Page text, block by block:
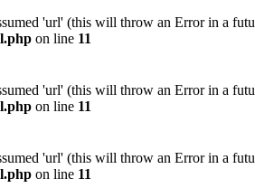
'url' (this will throw an Error in a
on line 11
'url' (this will throw an Error in a
on line 11
'url' (this will throw an Error in a
on line 11